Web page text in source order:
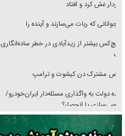
فیلمبردار غش کرد و افتاد
نوجوانانی که ربات می‌سازند و آینده را
هیچ‌کس بیشتر از زیدآبادی در خطر ساده‌انگاری
نیست
رقص مشترک دن کیشوت و ترامپ
دنده دولت به واگذاری مسئله‌دار ایران‌خودرو/
خصوصی‌سازی یا انحصار؟
غریزه‌ی بقا و آقای باقی و رفقا